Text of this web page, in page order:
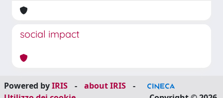
social impact
Powered byIRIS - about IRIS
-